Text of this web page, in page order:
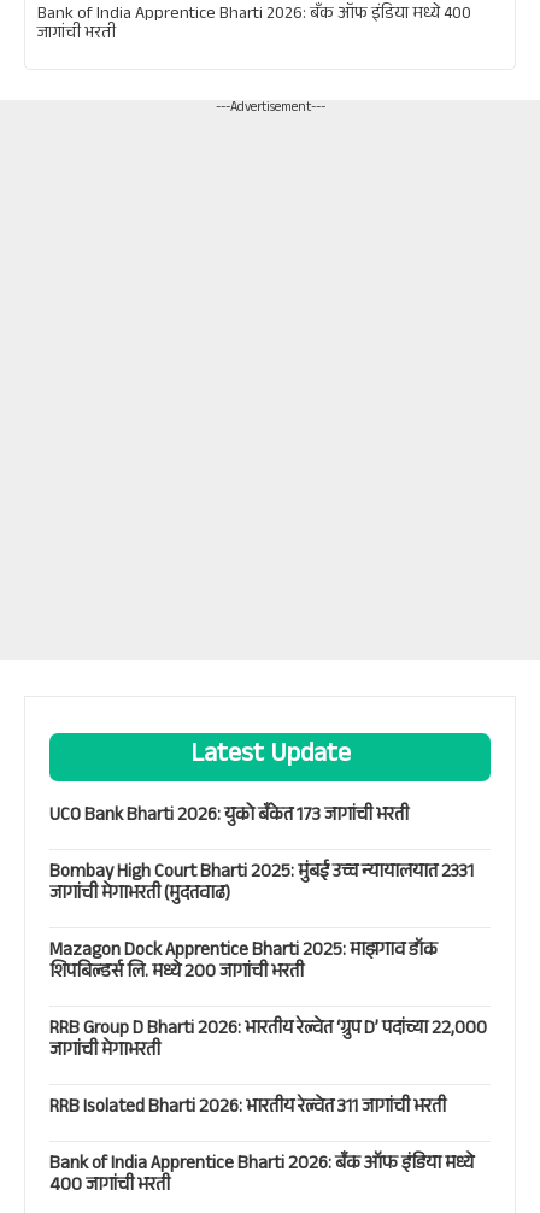
Bank of India Apprentice Bharti 2026: बँक ऑफ इंडिया मध्ये 400
जागांची भरती
---Advertisement---
Latest Update
UCO Bank Bharti 2026: युको बँकेत 173 जागांची भरती
Bombay High Court Bharti 2025: मुंबई उच्च न्यायालयात 2331
जागांची मेगाभरती (मुदतवाढ)
Mazagon Dock Apprentice Bharti 2025: माझगाव डॉक
शिपबिल्डर्स लि. मध्ये 200 जागांची भरती
RRB Group D Bharti 2026: भारतीय रेल्वेत ‘ग्रुप D’ पदांच्या 22,000
जागांची मेगाभरती
RRB Isolated Bharti 2026: भारतीय रेल्वेत 311 जागांची भरती
Bank of India Apprentice Bharti 2026: बँक ऑफ इंडिया मध्ये
400 जागांची भरती